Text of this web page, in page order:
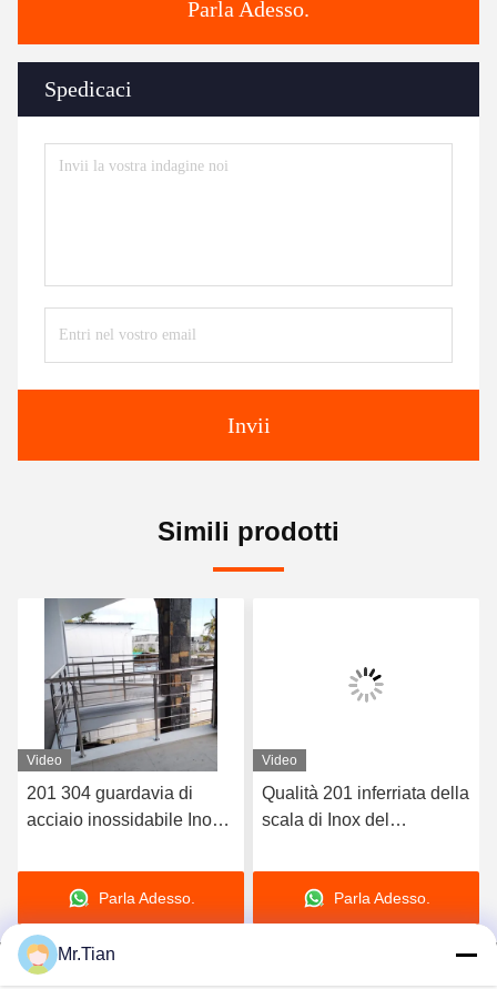
Parla Adesso.
Spedicaci
Invii
Simili prodotti
Video
201 304 guardavia di
acciaio inossidabile Inox
personalizzazione
Parla Adesso.
Video
Qualità 201 inferriata della
scala di Inox del
acciaio inossidabile 304
Parla Adesso.
Mr.Tian